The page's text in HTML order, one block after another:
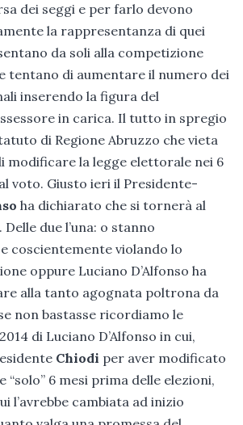
dei seggi e per farlo devono
la rappresentanza di quei
da soli alla competizione
tentano di aumentare il numero dei
inserendo la figura del
in carica. Il tutto in spregio
di Regione Abruzzo che vieta
modificare la legge elettorale nei 6
voto. Giusto ieri il Presidente-
ha dichiarato che si tornerà al
due l’una: o stanno
coscientemente violando lo
oppure Luciano D’Alfonso ha
alla tanto agognata poltrona da
non bastasse ricordiamo le
di Luciano D’Alfonso in cui,
Chiodi per aver modificato
“solo” 6 mesi prima delle elezioni,
l’avrebbe cambiata ad inizio